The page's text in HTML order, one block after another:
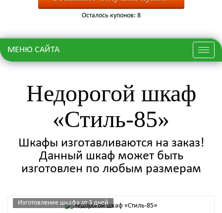
Осталось купонов: 8
Меню
МЕНЮ САЙТА
Недорогой шкаф
«Стиль-85»
Шкафы изготавливаются на заказ!
Данный шкаф может быть
изготовлен по любым размерам
Изготовление шкафа от 3 дней